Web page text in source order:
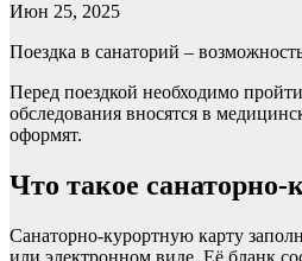
Июн 25, 2025
Поездка в санаторий –
Перед поездкой необходимо
обследования вносятся в
оформят.
Что такое санаторно-
Санаторно-курортную карту